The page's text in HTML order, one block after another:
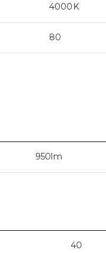
4000K
80
950lm
40